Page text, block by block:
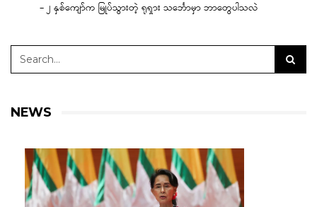
– ၂ နှစ်ကျော်က မြုပ်သွားတဲ့ ရုရှား သင်္ဘောမှာ ဘာတွေပါသလဲ
NEWS